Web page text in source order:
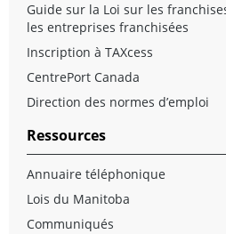
Guide sur la Loi sur les
les entreprises franchisées
Inscription à TAXcess
CentrePort Canada
Direction des normes d’emploi
Ressources
Annuaire téléphonique
Lois du Manitoba
Communiqués